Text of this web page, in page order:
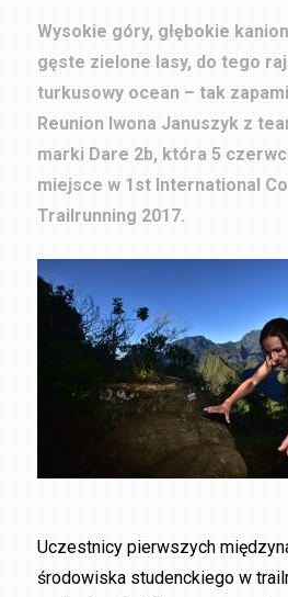
Wysokie góry, głębokie
gęste zielone lasy, do tego
turkusowy ocean – tak
Reunion Iwona Januszyk z
marki Dare 2b, która 5
miejsce w 1st International
Trailrunning 2017.
Uczestnicy pierwszych
środowiska studenckiego w